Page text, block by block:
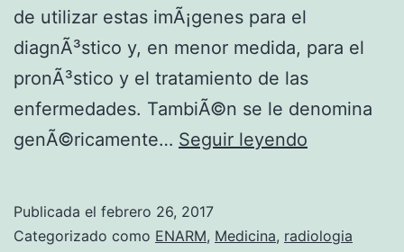
de utilizar estas imÃ¡genes para el
diagnÃ³stico y, en menor medida, para el
pronÃ³stico y el tratamiento de las
enfermedades. TambiÃ©n se le denomina
genÃ©ricamente… Seguir leyendo
D
Publicada el febrero 26, 2017
Categorizado como ENARM, Medicina, radiologia